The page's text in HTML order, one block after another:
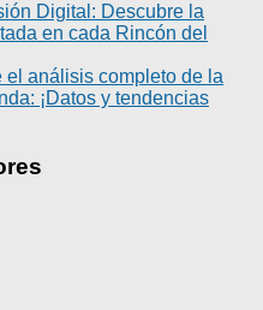
Digital: Descubre la
en cada Rincón del
el análisis completo de la
¡Datos y tendencias